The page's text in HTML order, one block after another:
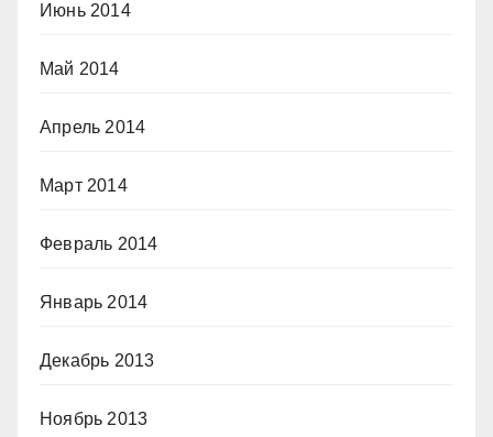
Июнь 2014
Май 2014
Апрель 2014
Март 2014
Февраль 2014
Январь 2014
Декабрь 2013
Ноябрь 2013